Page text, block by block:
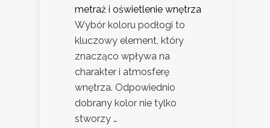
metraż i oświetlenie wnętrza
Wybór koloru podłogi to
kluczowy element, który
znacząco wpływa na
charakter i atmosferę
wnętrza. Odpowiednio
dobrany kolor nie tylko
stworzy …